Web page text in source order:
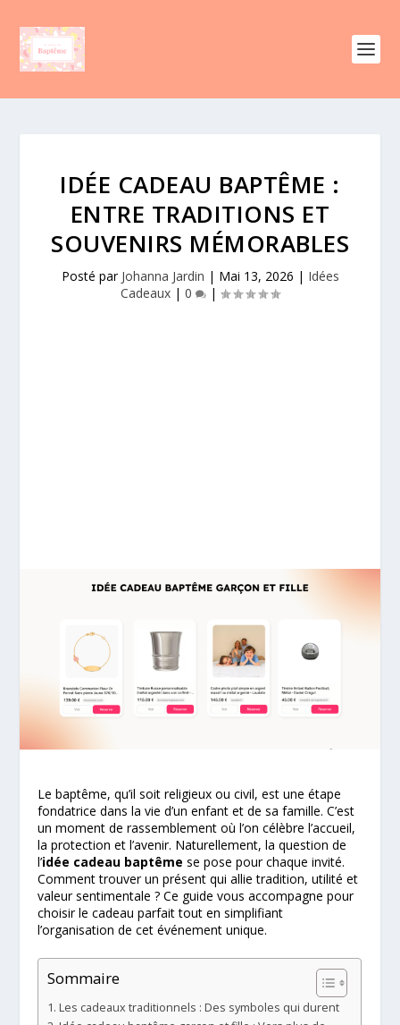
IDÉE CADEAU BAPTÊME :
ENTRE TRADITIONS ET
SOUVENIRS MÉMORABLES
Posté par Johanna Jardin | Mai 13, 2026 | Idées
Cadeaux | 0 |
Le baptême, qu’il soit religieux ou civil, est une étape
fondatrice dans la vie d’un enfant et de sa famille. C’est
un moment de rassemblement où l’on célèbre l’accueil,
la protection et l’avenir. Naturellement, la question de
l’idée cadeau baptême se pose pour chaque invité.
Comment trouver un présent qui allie tradition, utilité et
valeur sentimentale ? Ce guide vous accompagne pour
choisir le cadeau parfait tout en simplifiant
l’organisation de cet événement unique.
Sommaire
Les cadeaux traditionnels : Des symboles qui durent